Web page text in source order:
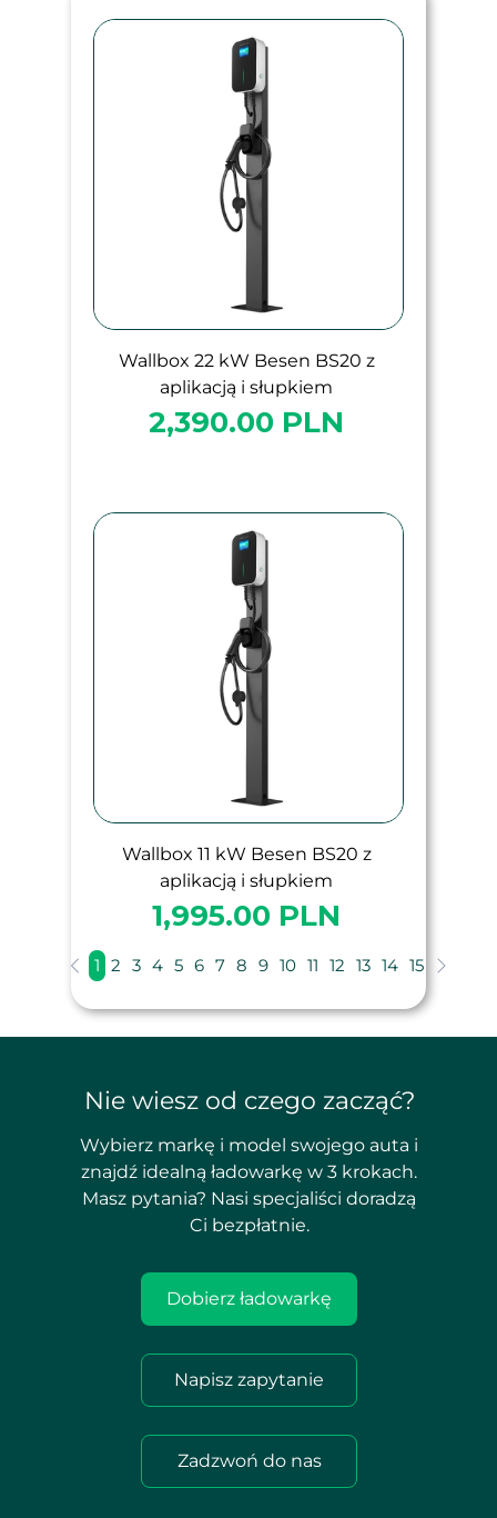
Wallbox 22 kW Besen BS20 z
aplikacją i słupkiem
2,390.00 PLN
Wallbox 11 kW Besen BS20 z
aplikacją i słupkiem
1,995.00 PLN
1 2 3 4 5 6 7 8 9 10 11 12 13 14 15
Nie wiesz od czego zacząć?
Napisz zapytanie
Zadzwoń do nas
Dobierz ładowarkę
Wybierz markę i model swojego auta i
znajdź idealną ładowarkę w 3 krokach.
Masz pytania? Nasi specjaliści doradzą
Ci bezpłatnie.